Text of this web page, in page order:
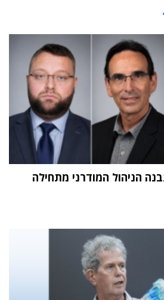
הניהול המודרני מתחילה